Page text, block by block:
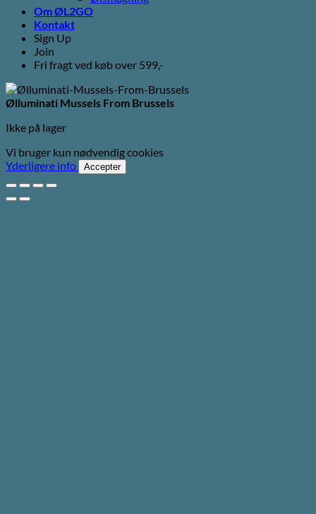
Om ØL2GO
Kontakt
Sign Up
Join
Fri fragt ved køb over 599,-
Ølluminati Mussels From Brussels
Ikke på lager
Vi bruger kun nødvendig cookies
Yderligere info
Accepter